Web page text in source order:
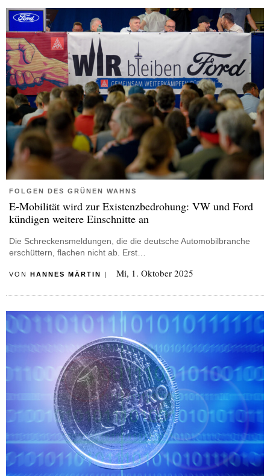
FOLGEN DES GRÜNEN WAHNS
E-Mobilität wird zur Existenzbedrohung: VW und Ford
kündigen weitere Einschnitte an
Die Schreckensmeldungen, die die deutsche Automobilbranche
erschüttern, flachen nicht ab. Erst…
VON HANNES MÄRTIN | Mi, 1. Oktober 2025